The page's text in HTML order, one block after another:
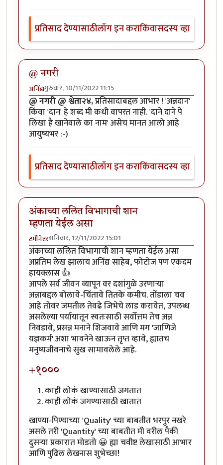
प्रतिसाद देण्यासाठीलॉग इन कराकिंवासदस्य व्हा
@ नगरी
अनिंद्यगुरुवार, 10/11/2022 11:15
@ नगरी @ श्वेता२४,प्रतिसादाबद्दल आभार ! 'अन्नदान'
किंवा 'दान' हे शब्द मी कधी वापरत नाही. 'दाने दाने पे
लिखा है खानेवाले का नाम' असेच मानत आलो आहे
आयुष्यभर :-)
प्रतिसाद देण्यासाठीलॉग इन कराकिंवासदस्य व्हा
अंकाच्या ललित विभागाची शान
म्हणता येईल असा
टर्मीनेटरशनिवार, 12/11/2022 15:01
अंकाच्या ललित विभागाची शान म्हणता येईल असा
अप्रतिम लेख झालाय अनिंद्य साहेब, फोटोज पण एकदम
हायक्लास 👍
आपले सर्व जीवन व्यापून वर दशांगुळे उरणाऱ्या
अन्नाबद्दल बोलावे-चिंतावे तितके कमीच. तोंडाला चव
आहे तोवर जमतील तेवढे जिभेचे लाड करावेत, उपलब्ध
असलेल्या पर्यायातून स्वतःसाठी सर्वोत्तम तेच अन्न
निवडावे, प्रसन्न मनाने शिजवावे आणि मग 'जाणिजे
यज्ञकर्म' अशा भावनेने खाऊन तृप्त व्हावे, ह्यातच
मनुष्यजीवनाचे सुख सामावलेले आहे.
+१०००
काही लोकं खाण्यासाठी जगतात
काही लोकं जगण्यासाठी खातात
खाण्या-पिण्याच्या 'Quality' च्या बाबतीत भरपुर नखरे
असले तरी 'Quantity' च्या बाबतीत मी वरील पैकी
दुसऱ्या प्रकारात मोडतो 😀 ह्या चवीष्ट लेखासाठी आभार
आणि पुढिल लेखनास शुभेच्छा!